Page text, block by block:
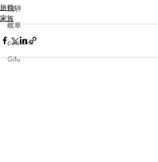
飛騨
岐阜
pancake
Gifu
旅行
家族